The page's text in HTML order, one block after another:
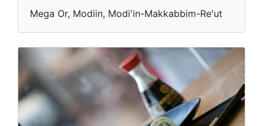
Mega Or, Modiin, Modi'in-Makkabbim-Re'ut